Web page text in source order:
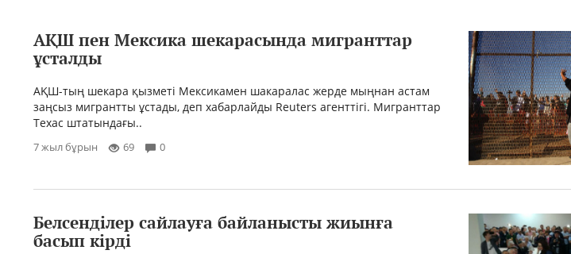
АҚШ пен Мексика шекарасында мигранттар
ұсталды
АҚШ-тың шекара қызметі Мексикамен шакаралас жерде мыңнан астам
заңсыз мигрантты ұстады, деп хабарлайды Reuters агенттігі. Мигранттар
Техас штатындағы..
7 жыл бұрын 69 0
Белсенділер сайлауға байланысты жиынға
басып кірді